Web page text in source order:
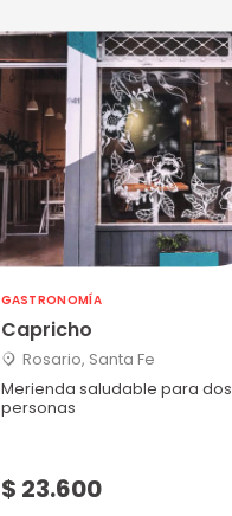
GASTRONOMÍA
Capricho
Rosario, Santa Fe
Merienda saludable para dos
personas
$ 23.600